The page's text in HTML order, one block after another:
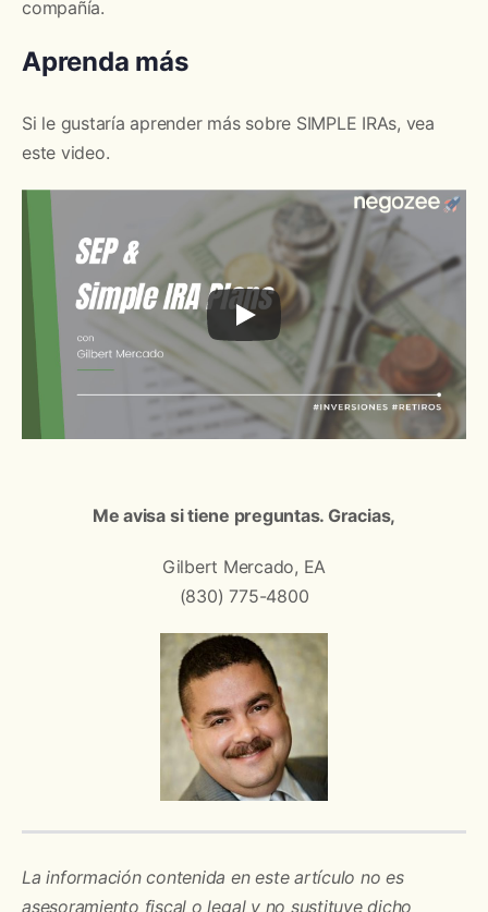
compañía.
Aprenda más
Si le gustaría aprender más sobre SIMPLE IRAs, vea
este video.
Me avisa si tiene preguntas. Gracias,
Gilbert Mercado, EA
(830) 775-4800
La información contenida en este artículo no es
asesoramiento fiscal o legal y no sustituye dicho